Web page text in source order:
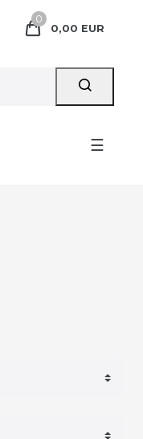
0
0,00 EUR
☰